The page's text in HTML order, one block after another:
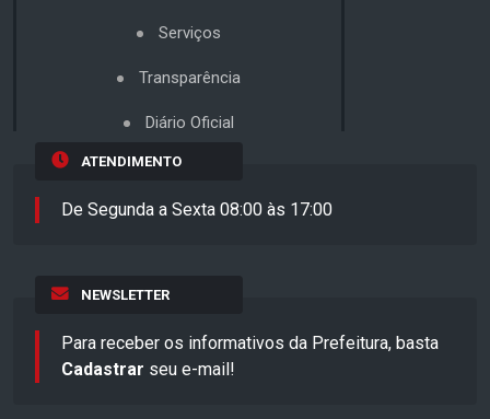
Serviços
Transparência
Diário Oficial
ATENDIMENTO
De Segunda a Sexta 08:00 às 17:00
NEWSLETTER
Para receber os informativos da Prefeitura, basta
Cadastrar seu e-mail!